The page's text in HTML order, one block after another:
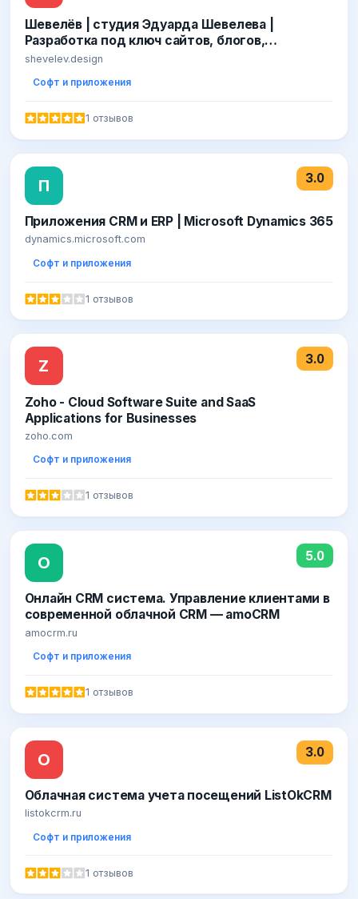
Шевелёв | студия Эдуарда Шевелева |
Разработка под ключ сайтов, блогов,
мобильных приложений, CRM, CMS, B2B
shevelev.design
Софт и приложения
1 отзывов
П 3.0
Приложения CRM и ERP | Microsoft Dynamics 365
dynamics.microsoft.com
Софт и приложения
1 отзывов
Z 3.0
Zoho - Cloud Software Suite and SaaS
Applications for Businesses
zoho.com
Софт и приложения
1 отзывов
О 5.0
Онлайн CRM система. Управление клиентами в
современной облачной CRM — amoCRM
amocrm.ru
Софт и приложения
1 отзывов
О 3.0
Облачная система учета посещений ListOkCRM
listokcrm.ru
Софт и приложения
1 отзывов